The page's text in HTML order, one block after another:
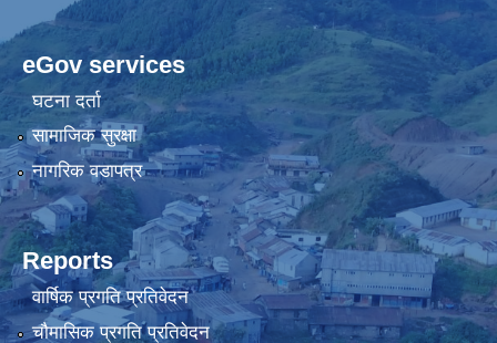
eGov services
घटना दर्ता
सामाजिक सुरक्षा
नागरिक वडापत्र
Reports
वार्षिक प्रगति प्रतिवेदन
चौमासिक प्रगति प्रतिवेदन